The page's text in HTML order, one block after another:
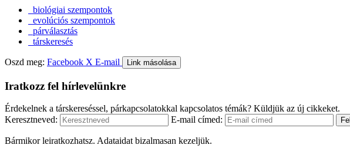
biológiai szempontok
evolúciós szempontok
párválasztás
társkeresés
Oszd meg: Facebook X E-mail Link másolása
Iratkozz fel hírlevelünkre
Érdekelnek a társkereséssel, párkapcsolatokkal kapcsolatos témák? Küldjük az új cikkeket.
Keresztneved:
E-mail címed:
Bármikor leiratkozhatsz. Adataidat bizalmasan kezeljük.